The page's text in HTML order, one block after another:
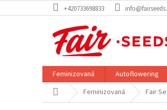
na
+420733698833
Feminizovaná Autoflowering
Domů Feminizovaná Fair